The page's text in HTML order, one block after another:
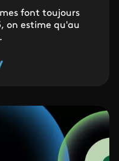
font toujours
on estime qu'au